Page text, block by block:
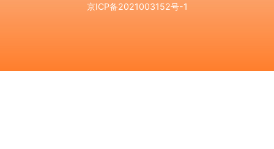
京ICP备2021003152号-1